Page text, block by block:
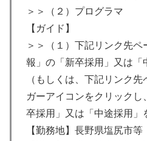
＞＞（２）プログラマ
【ガイド】
＞＞（１）下記リンク先
報」の「新卒採用」又は「
（もしくは、下記リンク
ガーアイコンをクリック
卒採用」又は「中途採用」
【勤務地】長野県塩尻市等